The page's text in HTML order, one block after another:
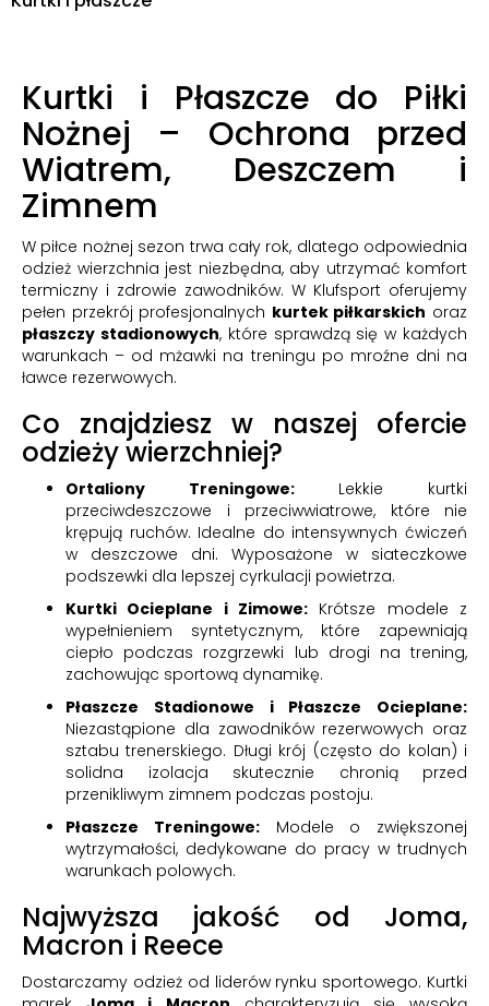
Kurtki i Płaszcze do Piłki
Nożnej – Ochrona przed
Wiatrem, Deszczem i
Zimnem
W piłce nożnej sezon trwa cały rok, dlatego odpowiednia
odzież wierzchnia jest niezbędna, aby utrzymać komfort
termiczny i zdrowie zawodników. W Klufsport oferujemy
pełen przekrój profesjonalnych kurtek piłkarskich oraz
płaszczy stadionowych, które sprawdzą się w każdych
warunkach – od mżawki na treningu po mroźne dni na
ławce rezerwowych.
Co znajdziesz w naszej ofercie
odzieży wierzchniej?
Ortaliony Treningowe:Lekkie kurtki
przeciwdeszczowe i przeciwwiatrowe, które nie
krępują ruchów. Idealne do intensywnych ćwiczeń
w deszczowe dni. Wyposażone w siateczkowe
podszewki dla lepszej cyrkulacji powietrza.
Kurtki Ocieplane i Zimowe: Krótsze modele z
wypełnieniem syntetycznym, które zapewniają
ciepło podczas rozgrzewki lub drogi na trening,
zachowując sportową dynamikę.
Płaszcze Stadionowe i Płaszcze Ocieplane:
Niezastąpione dla zawodników rezerwowych oraz
sztabu trenerskiego. Długi krój (często do kolan) i
solidna izolacja skutecznie chronią przed
przenikliwym zimnem podczas postoju.
Płaszcze Treningowe:Modele o zwiększonej
wytrzymałości, dedykowane do pracy w trudnych
warunkach polowych.
Najwyższa jakość od Joma,
Macron i Reece
Dostarczamy odzież od liderów rynku sportowego. Kurtki